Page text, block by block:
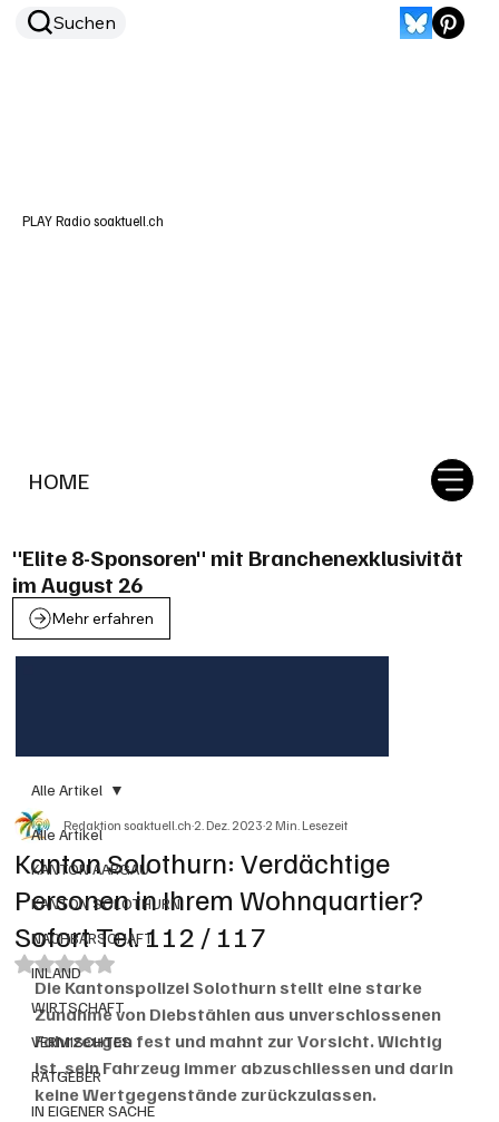
HOME
Suchen
PLAY Radio soaktuell.ch
"Elite 8-Sponsoren" mit Branchenexklusivität
im August 26
Mehr erfahren
Alle Artikel
KANTON AARGAU
KANTON SOLOTHURN
NACHBARSCHAFT
INLAND
WIRTSCHAFT
VERMISCHTES
RATGEBER
IN EIGENER SACHE
Alle Artikel
Kanton Solothurn: Verdächtige
Personen in Ihrem Wohnquartier?
Sofort Tel. 112 / 117
Redaktion soaktuell.ch2. Dez. 20232 Min. Lesezeit
Mit NaN von 5 Sternen bewertet.
Die Kantonspolizei Solothurn stellt eine starke
Zunahme von Diebstählen aus unverschlossenen
Fahrzeugen fest und mahnt zur Vorsicht. Wichtig
ist, sein Fahrzeug immer abzuschliessen und darin
keine Wertgegenstände zurückzulassen.